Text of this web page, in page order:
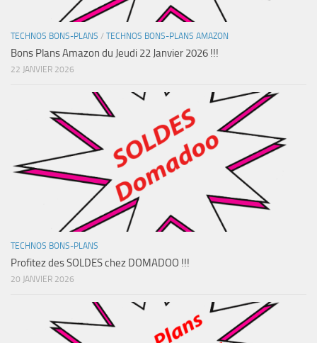
TECHNOS BONS-PLANS / TECHNOS BONS-PLANS AMAZON
Bons Plans Amazon du Jeudi 22 Janvier 2026 !!!
22 JANVIER 2026
TECHNOS BONS-PLANS
Profitez des SOLDES chez DOMADOO !!!
20 JANVIER 2026